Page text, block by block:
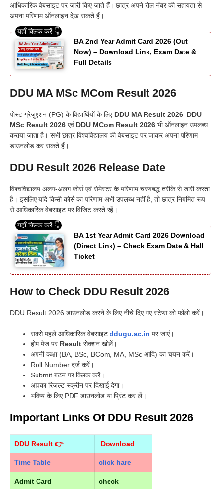
आधिकारिक वेबसाइट पर जारी किए जाते हैं। छात्र अपने रोल नंबर की सहायता से
अपना परिणाम ऑनलाइन देख सकते हैं।
BA 2nd Year Admit Card 2026 (Out
Now) – Download Link, Exam Date &
Full Details
DDU MA MSc MCom Result 2026
पोस्ट ग्रेजुएशन (PG) के विद्यार्थियों के लिए DDU MA Result 2026 DDU
MSc Result 2026 एवं DDU MCom Result 2026 भी ऑनलाइन उपलब्ध
कराया जाता है। सभी छात्र विश्वविद्यालय की वेबसाइट पर जाकर अपना परिणाम
डाउनलोड कर सकते हैं।
DDU Result 2026 Release Date
विश्वविद्यालय अलग-अलग कोर्स एवं सेमेस्टर के परिणाम चरणबद्ध तरीके से जारी करता
है। इसलिए यदि किसी कोर्स का परिणाम अभी उपलब्ध नहीं है, तो छात्र नियमित रूप
से आधिकारिक वेबसाइट पर विजिट करते रहें।
BA 1st Year Admit Card 2026 Download
(Direct Link) – Check Exam Date & Hall
Ticket
How to Check DDU Result 2026
DDU Result 2026 डाउनलोड करने के लिए नीचे दिए गए स्टेप्स को फॉलो करें।
सबसे पहले आधिकारिक वेबसाइट ddugu.ac.in पर जाएं।
होम पेज पर Result सेक्शन खोलें।
अपनी कक्षा (BA, BSc, BCom, MA, MSc आदि) का चयन करें।
Roll Number दर्ज करें।
Submit बटन पर क्लिक करें।
आपका रिजल्ट स्क्रीन पर दिखाई देगा।
भविष्य के लिए PDF डाउनलोड या प्रिंट कर लें।
Important Links Of DDU Result 2026
DDU Result 👉 Download
Time Table click hare
Admit Card check